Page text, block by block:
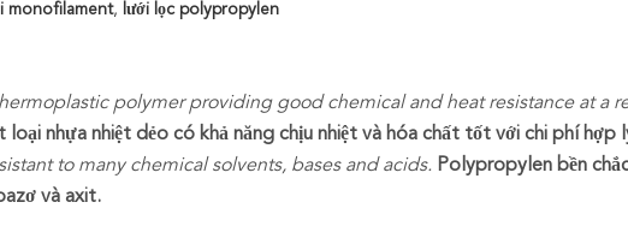
monofilament, lưới lọc polypropylen
polymer providing good chemical and heat resistance at a
loại nhựa nhiệt dẻo có khả năng chịu nhiệt và hóa chất tốt với chi phí hợp
to many chemical solvents, bases and acids. Polypropylen bền
và axit.